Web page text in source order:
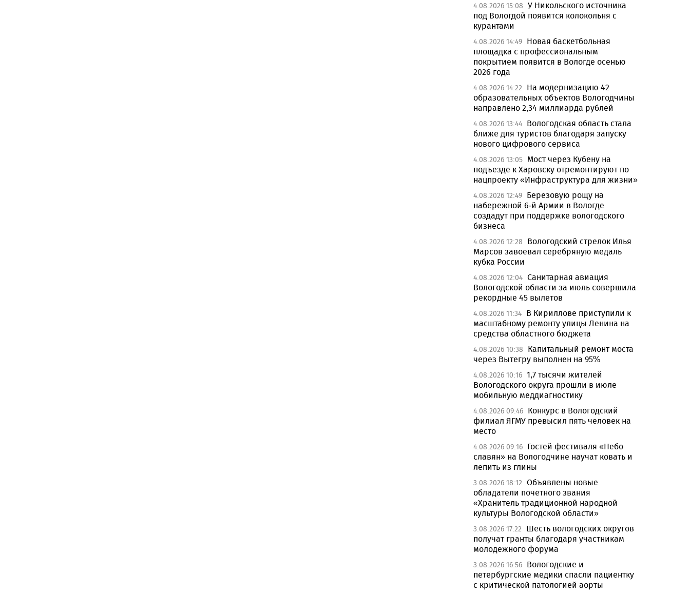
4.08.2026 15:08 У Никольского источника
под Вологдой появится колокольня с
курантами
4.08.2026 14:49 Новая баскетбольная
площадка с профессиональным
покрытием появится в Вологде осенью
2026 года
4.08.2026 14:22
На модернизацию 42
образовательных объектов Вологодчины
направлено 2,34 миллиарда рублей
4.08.2026 13:44 Вологодская область стала
ближе для туристов благодаря запуску
нового цифрового сервиса
4.08.2026 13:05 Мост через Кубену на
подъезде к Харовску отремонтируют по
нацпроекту «Инфраструктура для жизни»
4.08.2026 12:49 Березовую рощу на
набережной 6-й Армии в Вологде
создадут при поддержке вологодского
бизнеса
4.08.2026 12:28
Вологодский стрелок Илья
Марсов завоевал серебряную медаль
кубка России
4.08.2026 12:04 Санитарная авиация
Вологодской области за июль совершила
рекордные 45 вылетов
4.08.2026 11:34 В Кириллове приступили к
масштабному ремонту улицы Ленина на
средства областного бюджета
4.08.2026 10:38
Капитальный ремонт моста
через Вытегру выполнен на 95%
4.08.2026 10:16 1,7 тысячи жителей
Вологодского округа прошли в июле
мобильную меддиагностику
4.08.2026 09:46 Конкурс в Вологодский
филиал ЯГМУ превысил пять человек на
место
4.08.2026 09:16 Гостей фестиваля «Небо
славян» на Вологодчине научат ковать и
лепить из глины
3.08.2026 18:12 Объявлены новые
обладатели почетного звания
«Хранитель традиционной народной
культуры Вологодской области»
3.08.2026 17:22
Шесть вологодских округов
получат гранты благодаря участникам
молодежного форума
3.08.2026 16:56 Вологодские и
петербургские медики спасли пациентку
с критической патологией аорты